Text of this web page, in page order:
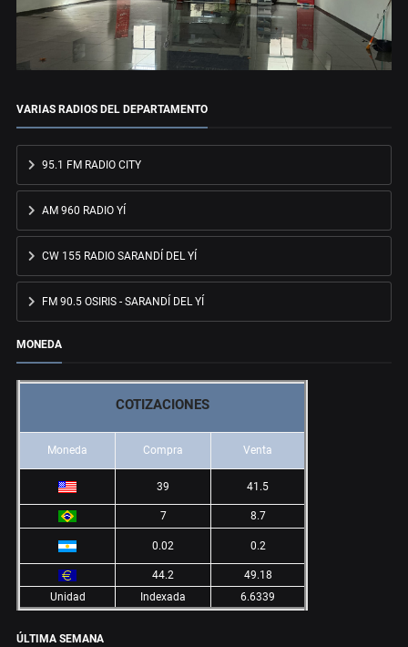
VARIAS RADIOS DEL DEPARTAMENTO
95.1 FM RADIO CITY
AM 960 RADIO YÍ
CW 155 RADIO SARANDÍ DEL YÍ
FM 90.5 OSIRIS - SARANDÍ DEL YÍ
MONEDA
COTIZACIONES
Moneda Compra Venta
39 41.5
7 8.7
0.02 0.2
44.2
49.18
Unidad
Indexada 6.6339
ÚLTIMA SEMANA